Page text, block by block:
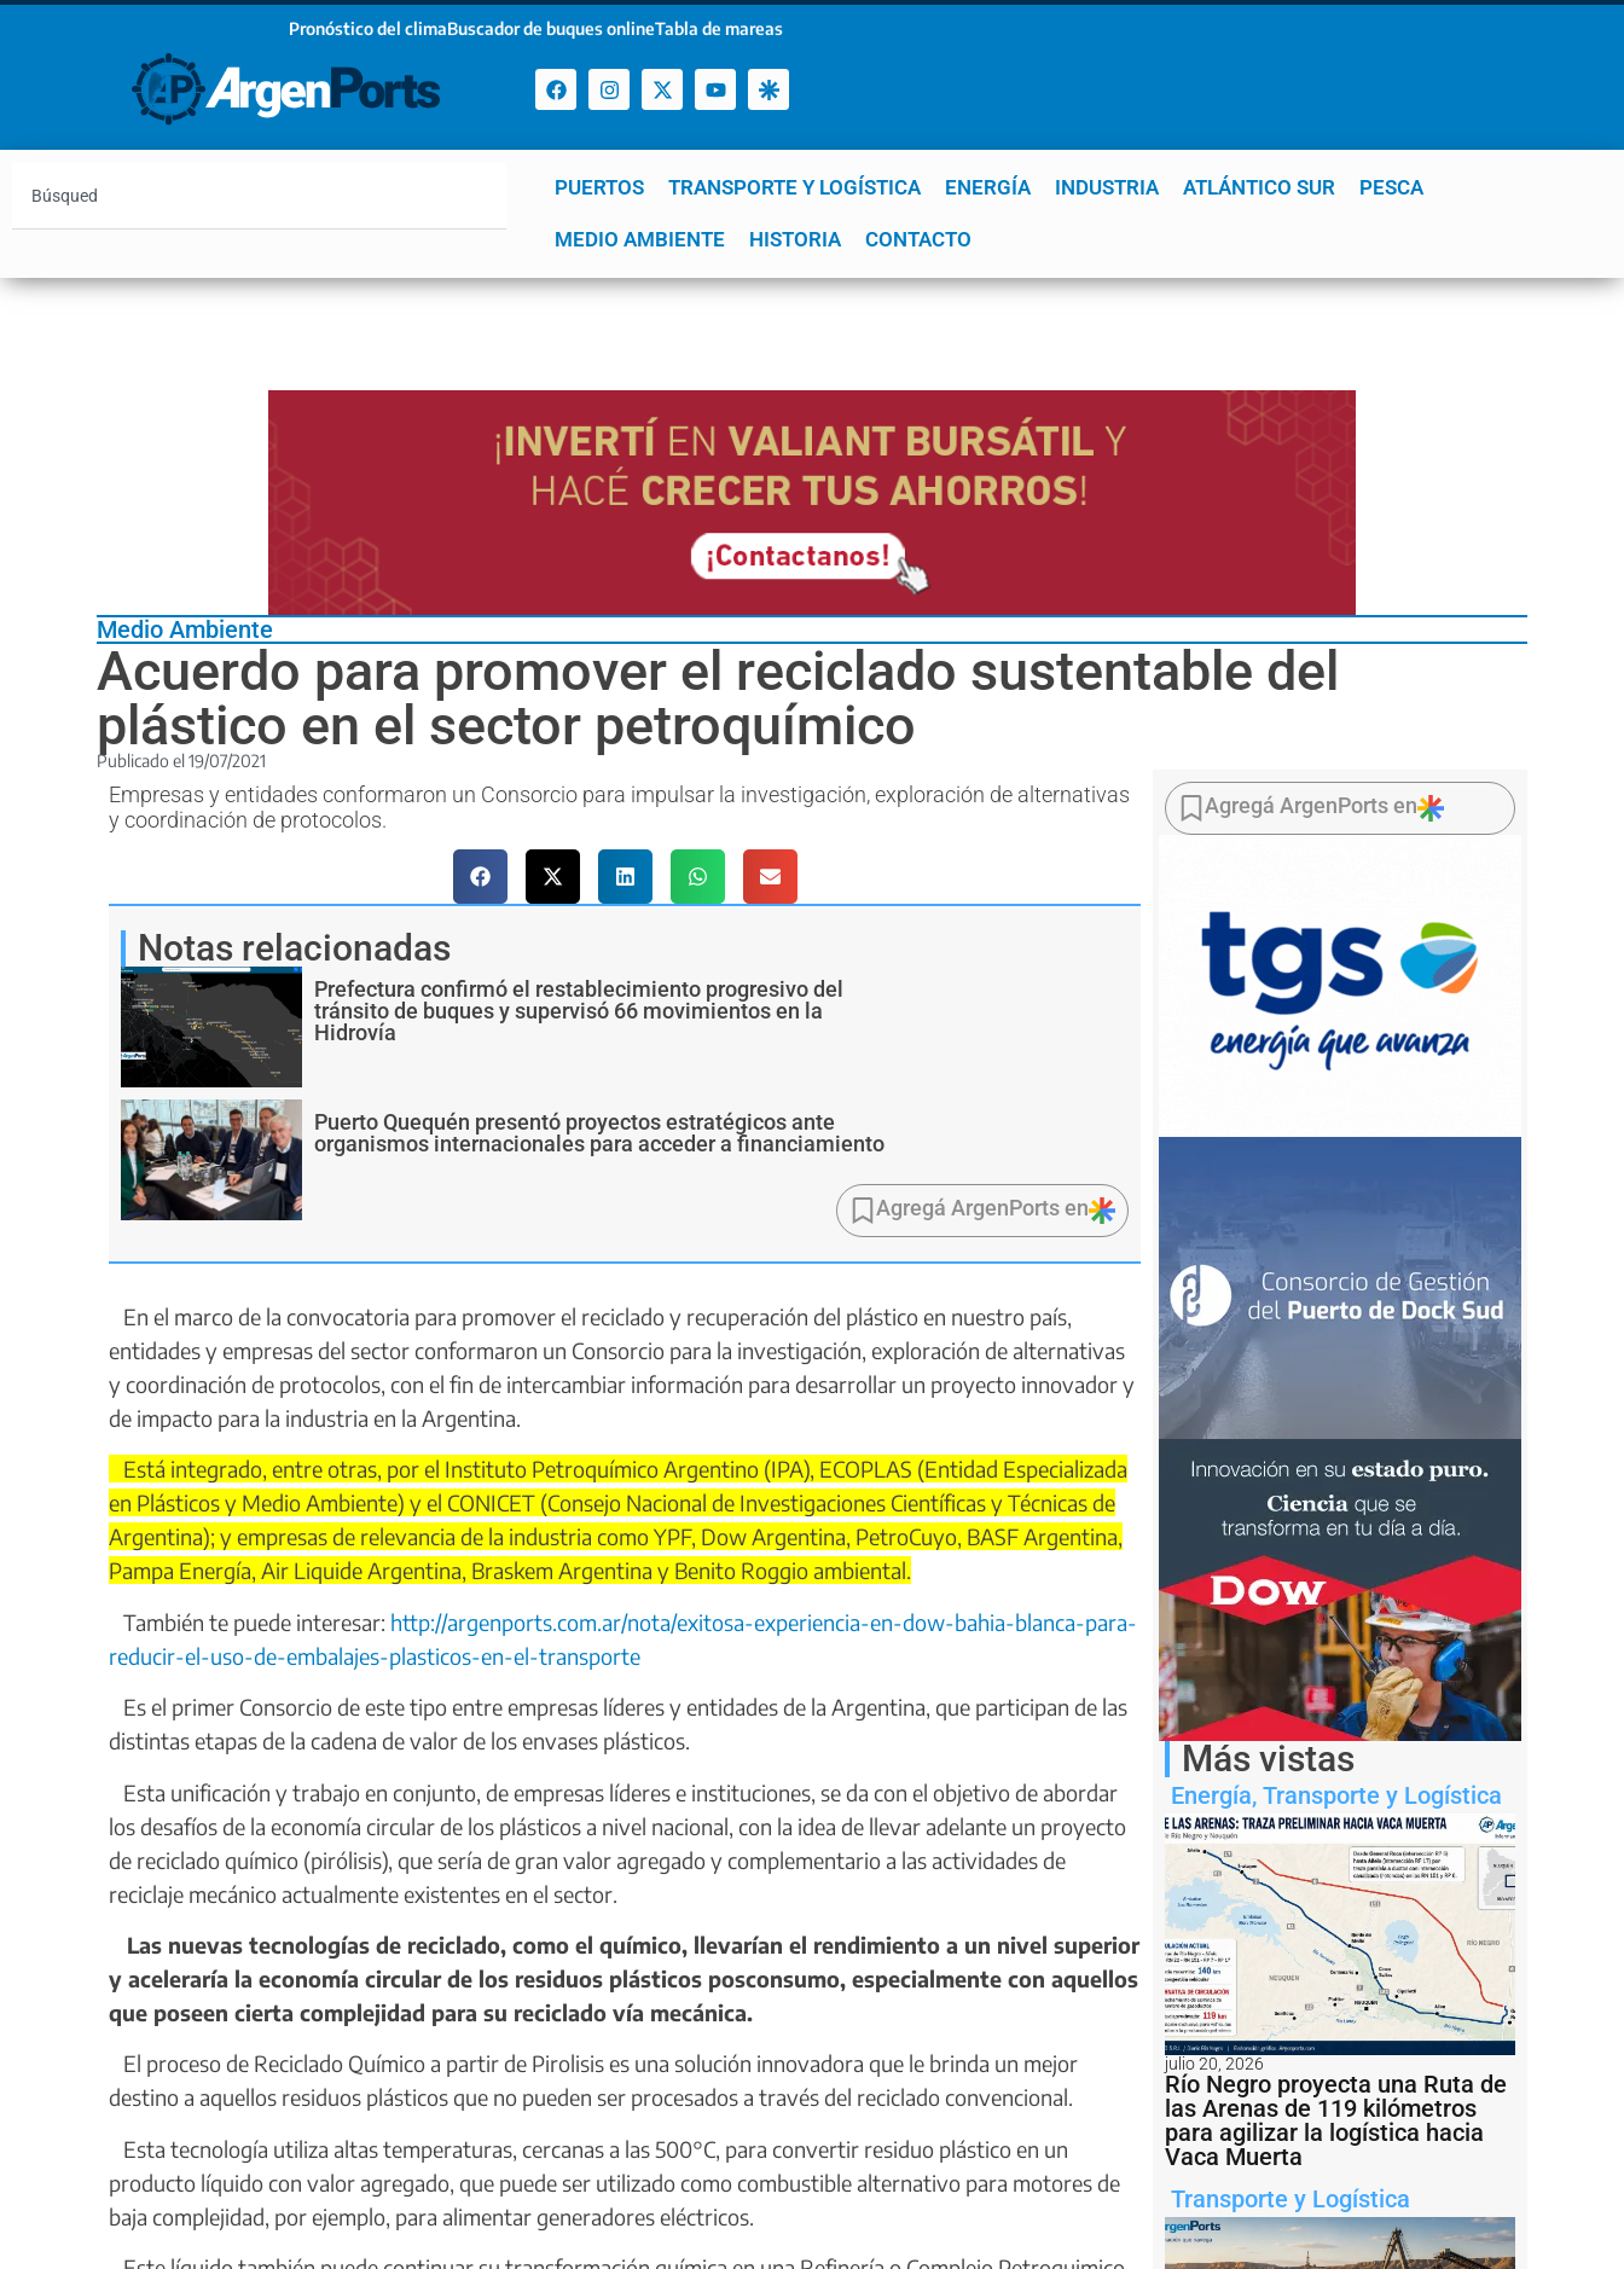
Pronóstico del climaBuscador de buques onlineTabla de mareas
PUERTOS TRANSPORTE Y LOGÍSTICA ENERGÍA INDUSTRIA ATLÁNTICO SUR PESCA
MEDIO AMBIENTE HISTORIA CONTACTO
YPF GNL Mar del Plata Patagonia Quequén
Medio Ambiente
Acuerdo para promover el reciclado sustentable del
plástico en el sector petroquímico
Publicado el 19/07/2021
Empresas y entidades conformaron un Consorcio para impulsar la investigación, exploración de alternativas
y coordinación de protocolos.
Notas relacionadas
Prefectura confirmó el restablecimiento progresivo del
tránsito de buques y supervisó 66 movimientos en la
Hidrovía
Puerto Quequén presentó proyectos estratégicos ante
organismos internacionales para acceder a financiamiento
Agregá ArgenPorts en
En el marco de la convocatoria para promover el reciclado y recuperación del plástico en nuestro país,
entidades y empresas del sector conformaron un Consorcio para la investigación, exploración de alternativas
y coordinación de protocolos, con el fin de intercambiar información para desarrollar un proyecto innovador y
de impacto para la industria en la Argentina.
Está integrado, entre otras, por el Instituto Petroquímico Argentino (IPA), ECOPLAS (Entidad Especializada
en Plásticos y Medio Ambiente) y el CONICET (Consejo Nacional de Investigaciones Científicas y Técnicas de
Argentina); y empresas de relevancia de la industria como YPF, Dow Argentina, PetroCuyo, BASF Argentina,
Pampa Energía, Air Liquide Argentina, Braskem Argentina y Benito Roggio ambiental.
También te puede interesar: http://argenports.com.ar/nota/exitosa-experiencia-en-dow-bahia-blanca-para-
reducir-el-uso-de-embalajes-plasticos-en-el-transporte
Es el primer Consorcio de este tipo entre empresas líderes y entidades de la Argentina, que participan de las
distintas etapas de la cadena de valor de los envases plásticos.
Esta unificación y trabajo en conjunto, de empresas líderes e instituciones, se da con el objetivo de abordar
los desafíos de la economía circular de los plásticos a nivel nacional, con la idea de llevar adelante un proyecto
de reciclado químico (pirólisis), que sería de gran valor agregado y complementario a las actividades de
reciclaje mecánico actualmente existentes en el sector.
Las nuevas tecnologías de reciclado, como el químico, llevarían el rendimiento a un nivel superior
y aceleraría la economía circular de los residuos plásticos posconsumo, especialmente con aquellos
que poseen cierta complejidad para su reciclado vía mecánica.
El proceso de Reciclado Químico a partir de Pirolisis es una solución innovadora que le brinda un mejor
destino a aquellos residuos plásticos que no pueden ser procesados a través del reciclado convencional.
Esta tecnología utiliza altas temperaturas, cercanas a las 500°C, para convertir residuo plástico en un
producto líquido con valor agregado, que puede ser utilizado como combustible alternativo para motores de
baja complejidad, por ejemplo, para alimentar generadores eléctricos.
Agregá ArgenPorts en
Más vistas
Energía, Transporte y Logística
julio 20, 2026
Río Negro proyecta una Ruta de
las Arenas de 119 kilómetros
para agilizar la logística hacia
Vaca Muerta
Transporte y Logística
¡Sumate a nuestro Newsletter!
Email
Estoy de acuerdo con las condiciones y políticas de